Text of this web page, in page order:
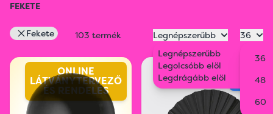
Biciklis kiegészítők Kisállat kiegészítők
FEKETE
Fekete 103 termék
Legnépszerűbb
Legnépszerűbb
Legolcsóbb elöl
Legdrágább elöl
36
36
48
60
ONLINE
LÁTVÁNYTERVEZŐ
ÉS RENDELÉS